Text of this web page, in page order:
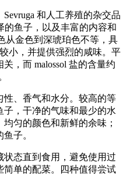
Sevruga 和人工养殖的杂交品
的鱼子，以及丰富的内容和
从金色到深琥珀色不等，具
小，并提供强烈的咸味。平
，而 malossol 盐的含量约
、香气和水分。较高的等
，干净的气味和最少的水
匀的颜色和新鲜的余味；
子。
态直到食用，避免使用过
单的配菜。四种值得尝试